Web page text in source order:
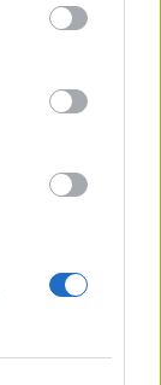
nem az
A
is
nem
pápa,